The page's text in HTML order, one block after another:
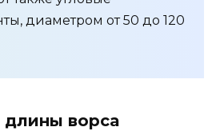
диаметром от 50 до 120
ворса